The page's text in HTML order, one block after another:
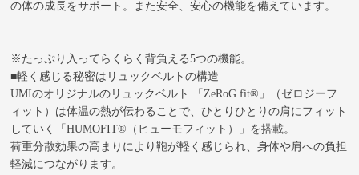
の体の成長をサポート。また安全、安心の機能を備えています。
※たっぷり入ってらくらく背負える5つの機能。
■軽く感じる秘密はリュックベルトの構造
UMIのオリジナルのリュックベルト 「ZeRoG fit®」（ゼロジーフ
ィット）は体温の熱が伝わることで、ひとりひとりの肩にフィット
していく「HUMOFIT®（ヒューモフィット）」を搭載。
荷重分散効果の高まりにより鞄が軽く感じられ、身体や肩への負担
軽減につながります。